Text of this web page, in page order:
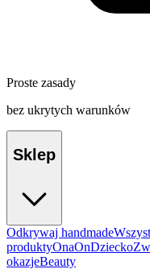
Proste zasady
bez ukrytych warunków
Sklep
Odkrywaj handmade
produktyOnaOnDziecko
okazjeBeauty